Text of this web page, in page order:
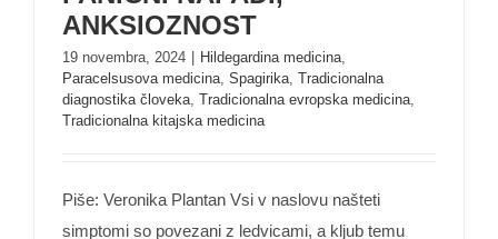
ANKSIOZNOST
19 novembra, 2024 Hildegardina medicina,
Paracelsusova medicina, Spagirika, Tradicionalna
diagnostika človeka, Tradicionalna evropska medicina,
Tradicionalna kitajska medicina
Piše: Veronika Plantan Vsi v naslovu našteti
simptomi so povezani z ledvicami, a kljub temu